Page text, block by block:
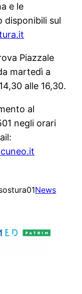
e le
disponibili sul
Piazzale
martedì a
alle 16,30.
al
negli orari
News